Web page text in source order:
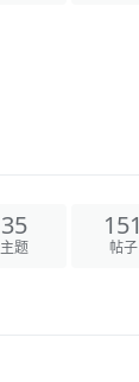
35
主题
151
帖子